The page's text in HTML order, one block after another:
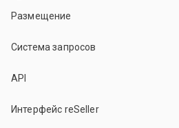
Размещение
Система запросов
API
Интерфейс reSeller